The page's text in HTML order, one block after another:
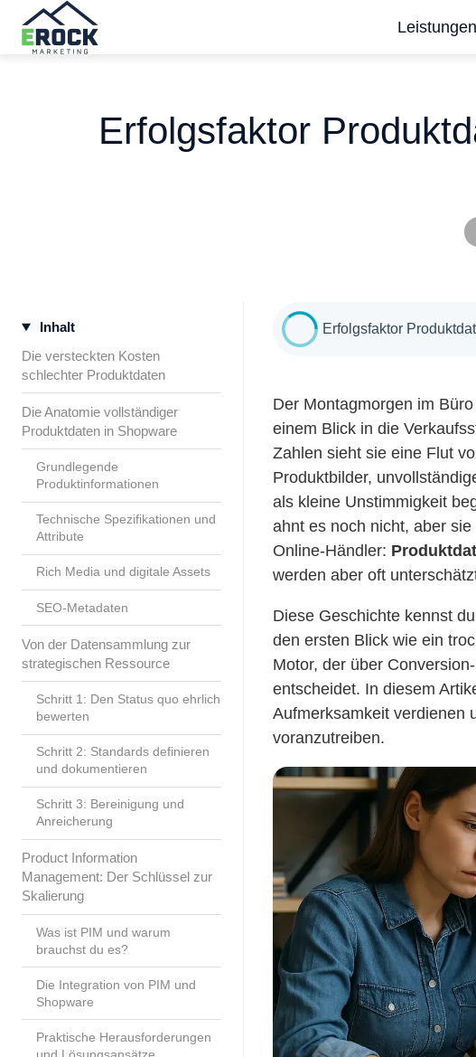
Leistungen
Erfolgsfaktor
Inhalt
Die versteckten Kosten
schlechter Produktdaten
Die Anatomie vollständiger
Produktdaten in Shopware
Grundlegende
Produktinformationen
Technische Spezifikationen und
Attribute
Rich Media und digitale Assets
SEO-Metadaten
Von der Datensammlung zur
strategischen Ressource
Schritt 1: Den Status quo ehrlich
bewerten
Schritt 2: Standards definieren
und dokumentieren
Schritt 3: Bereinigung und
Anreicherung
Product Information
Management: Der Schlüssel zur
Skalierung
Was ist PIM und warum
brauchst du es?
Die Integration von PIM und
Shopware
Praktische Herausforderungen
Erfolgsfaktor
Der Montagmorgen im
einem Blick in die
Zahlen sieht sie eine Flut
Produktbilder,
als kleine Unstimmigkeit
ahnt es noch nicht, aber
Online-Händler:
werden aber oft
Diese Geschichte kennst
den ersten Blick wie ein
Motor, der über
entscheidet. In diesem
Aufmerksamkeit verdienen
voranzutreiben.